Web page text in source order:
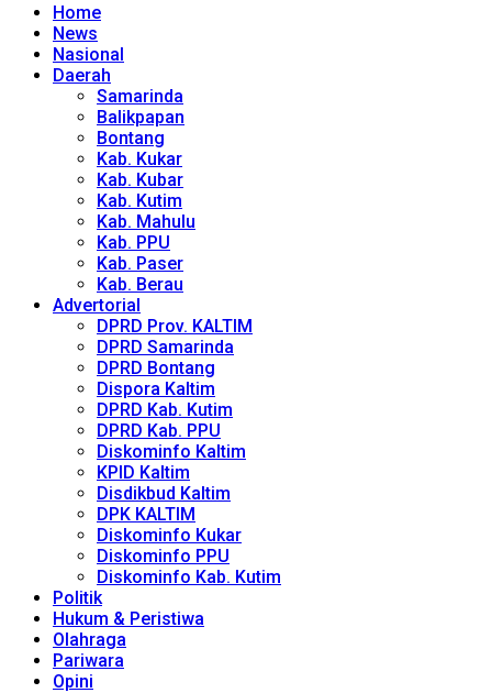
Home
News
Nasional
Daerah
Samarinda
Balikpapan
Bontang
Kab. Kukar
Kab. Kubar
Kab. Kutim
Kab. Mahulu
Kab. PPU
Kab. Paser
Kab. Berau
Advertorial
DPRD Prov. KALTIM
DPRD Samarinda
DPRD Bontang
Dispora Kaltim
DPRD Kab. Kutim
DPRD Kab. PPU
Diskominfo Kaltim
KPID Kaltim
Disdikbud Kaltim
DPK KALTIM
Diskominfo Kukar
Diskominfo PPU
Diskominfo Kab. Kutim
Politik
Hukum & Peristiwa
Olahraga
Pariwara
Opini